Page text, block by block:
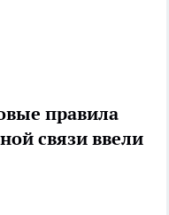
правила
связи ввели